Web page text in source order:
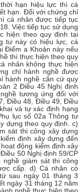
hạn hiệu lực thì cá
hạn. Đối với chứng chỉ
cá nhân được tiếp tục
Việc tiếp tục sử dụng
hiện theo quy định tại
tư này có hiệu lực, cá
Điểm a Khoản này nếu
thì thực hiện theo quy
nhân không thực hiện
chỉ hành nghề được
hành nghề căn cứ quy
2 Điều 45 Nghị định
tương ứng đối với
Điều 48, Điều 49, Điều
và tự xác định hạng
lục số 02a Thông tư
dựng theo quy định. c)
sát thi công xây dựng
định xây dựng đến
động kiểm định xây
50 Nghị định 59/CP
giám sát thi công
cấp. d) Cá nhân có
sau ngày 01 tháng 3
ngày 31 tháng 12 năm